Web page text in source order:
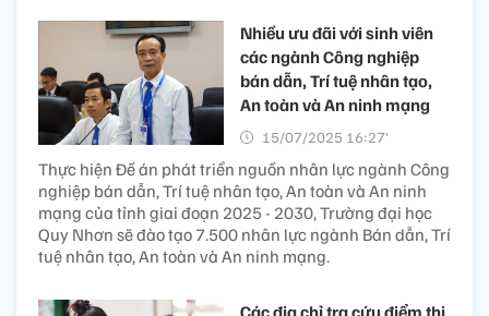
Nhiều ưu đãi với sinh viên
các ngành Công nghiệp
bán dẫn, Trí tuệ nhân tạo,
An toàn và An ninh mạng
15/07/2025 16:27’
Thực hiện Đề án phát triển nguồn nhân lực ngành Công
nghiệp bán dẫn, Trí tuệ nhân tạo, An toàn và An ninh
mạng của tỉnh giai đoạn 2025 - 2030, Trường đại học
Quy Nhơn sẽ đào tạo 7.500 nhân lực ngành Bán dẫn, Trí
tuệ nhân tạo, An toàn và An ninh mạng.